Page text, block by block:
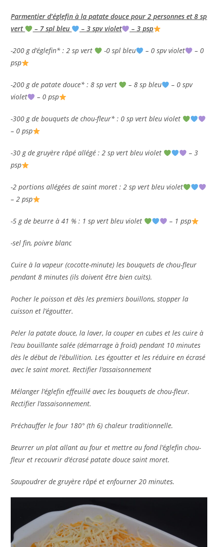
Parmentier d’églefin à la patate douce pour 2 personnes et 8 sp
vert
– 7 spl bleu – 3 spv violet – 3 psp
-200 g d’églefin* : 2 sp vert -0 spl bleu – 0 spv violet
– 0
psp
-200 g de patate douce* : 8 sp vert – 8 sp bleu
– 0 spv
violet
– 0 psp
-300 g de bouquets de chou-fleur* : 0 sp vert bleu violet
– 0 psp
-30 g de gruyère râpé allégé : 2 sp vert bleu violet
– 3
psp
-2 portions allégées de saint moret : 2 sp vert bleu violet
– 2 psp
-5 g de beurre à 41 % : 1 sp vert bleu violet – 1 psp
-sel fin, poivre blanc
Cuire à la vapeur (cocotte-minute) les bouquets de chou-fleur
pendant 8 minutes (ils doivent être bien cuits).
Pocher le poisson et dès les premiers bouillons, stopper la
cuisson et l’égoutter.
Peler la patate douce, la laver, la couper en cubes et les cuire à
l’eau bouillante salée (démarrage à froid) pendant 10 minutes
dès le début de l’ébullition. Les égoutter et les réduire en écrasé
avec le saint moret. Rectifier l’assaisonnement
Mélanger l’églefin effeuillé avec les bouquets de chou-fleur.
Rectifier l’assaisonnement.
Préchauffer le four 180° (th 6) chaleur traditionnelle.
Beurrer un plat allant au four et mettre au fond l’églefin chou-
fleur et recouvrir d’écrasé patate douce saint moret.
Saupoudrer de gruyère râpé et enfourner 20 minutes.